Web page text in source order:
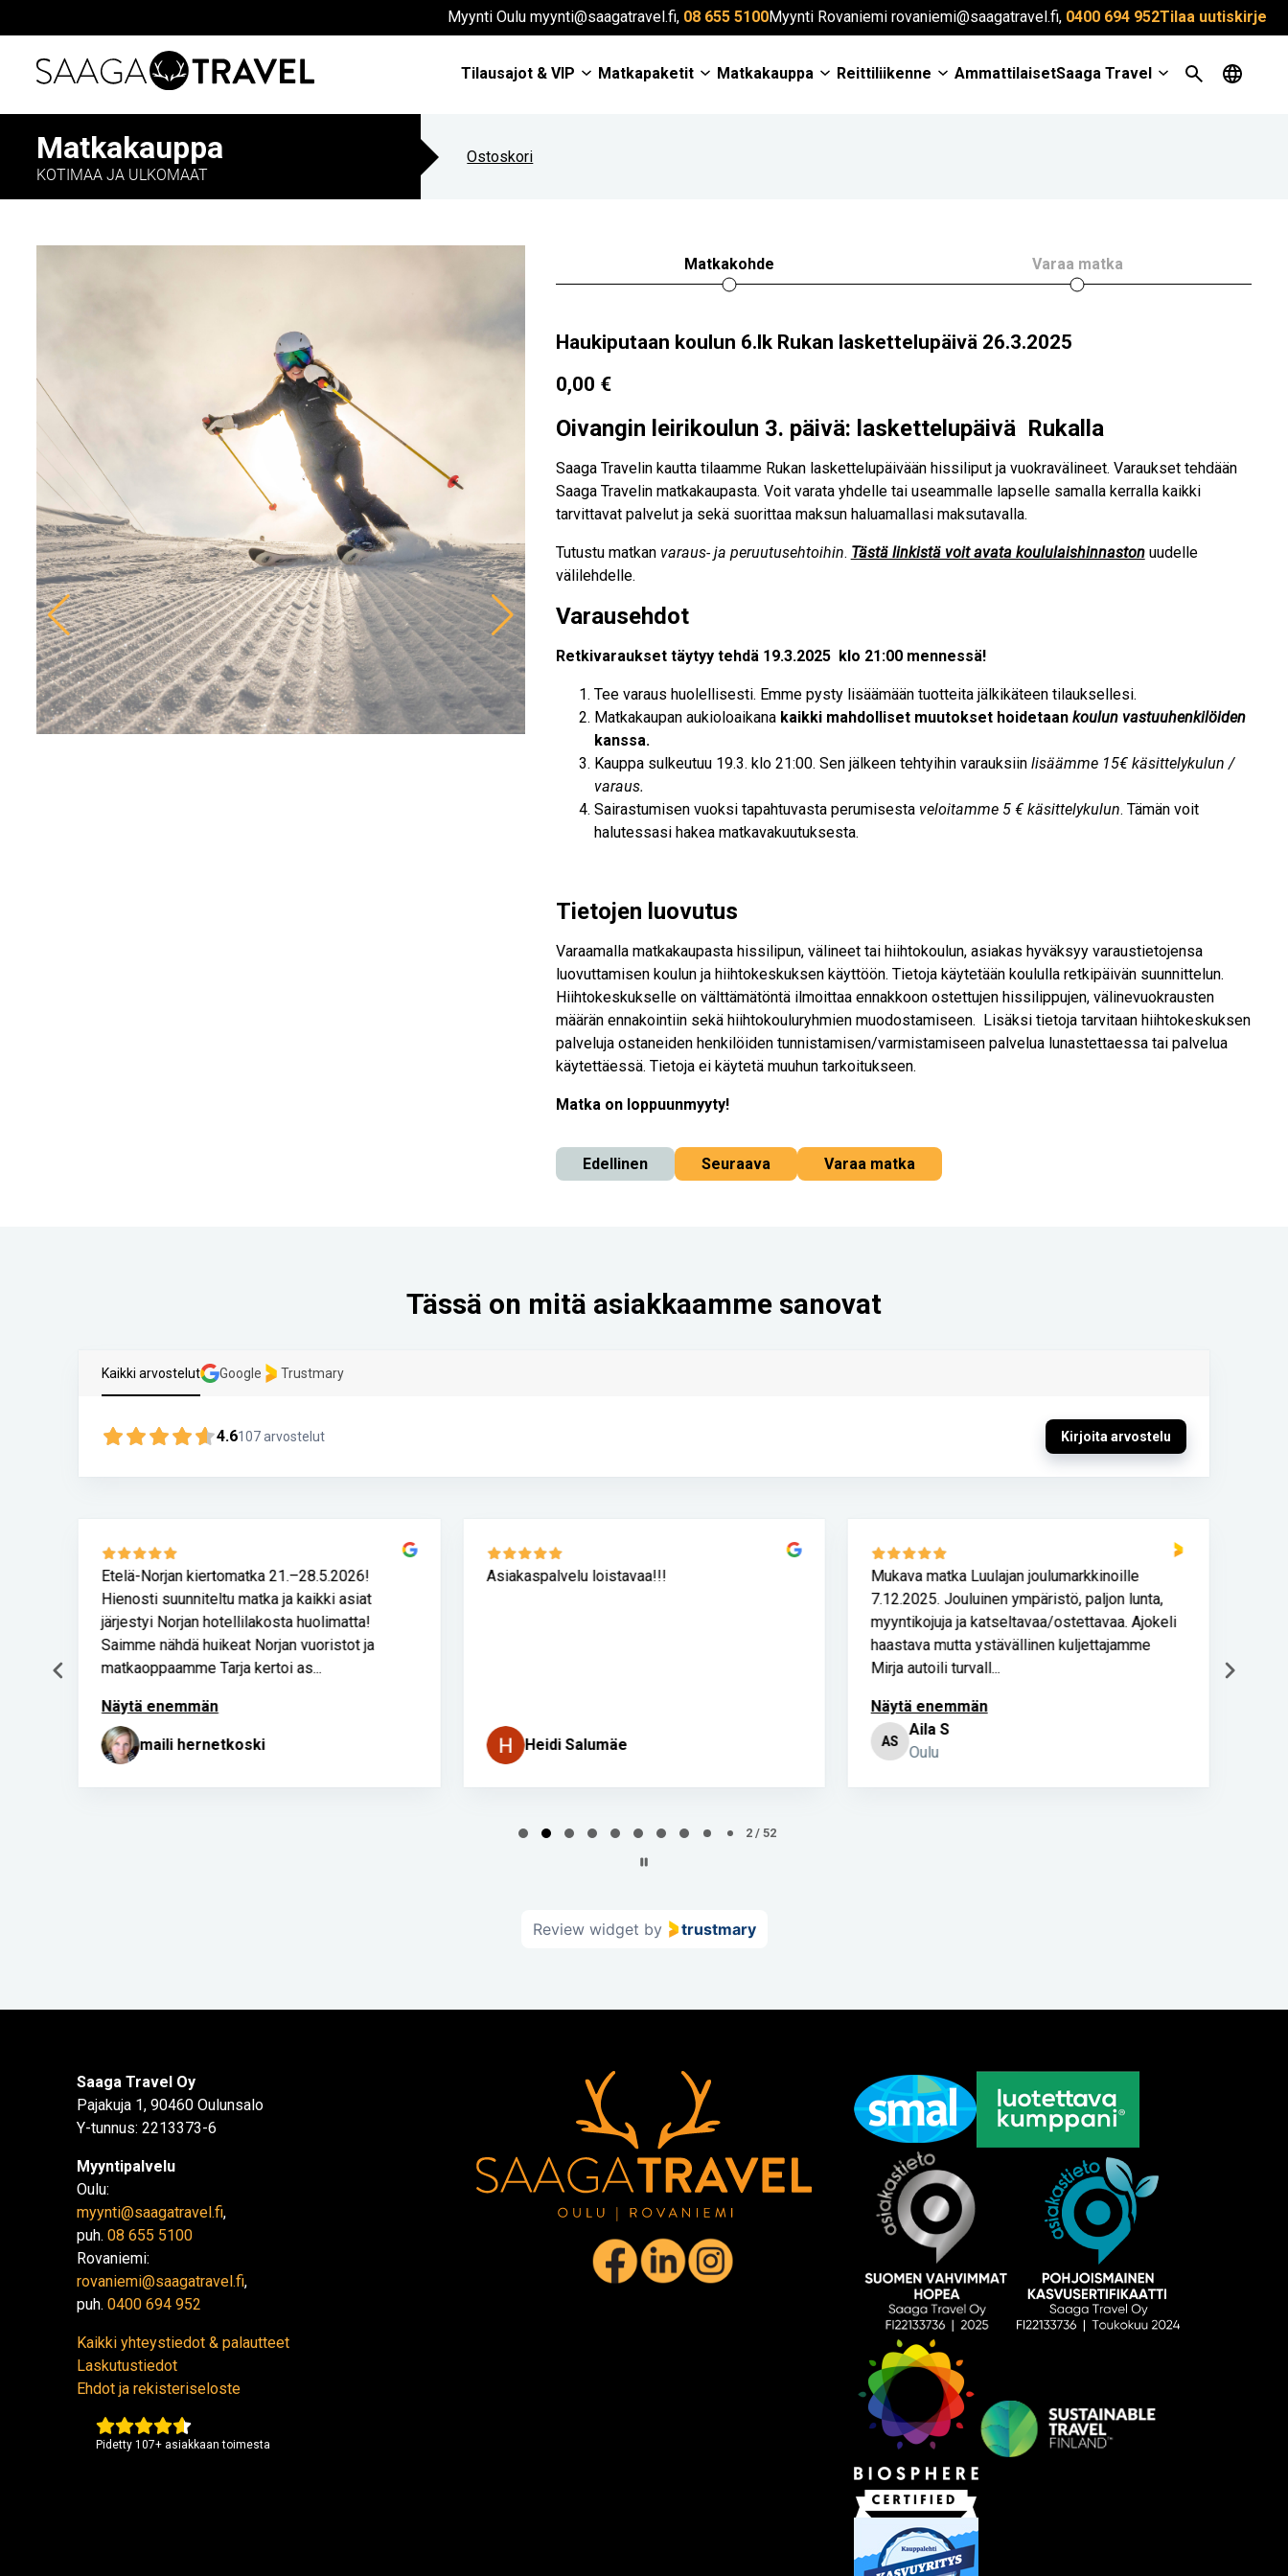
suoraan
sisältöön
Myynti Oulu myynti@saagatravel.fi, 08 655 5100Myynti Rovaniemi rovaniemi@saagatravel.fi, 0400 694 952Tilaa uutiskirje
Tilausajot & VIP Matkapaketit Matkakauppa Reittiliikenne AmmattilaisetSaaga Travel
Matkakauppa
KOTIMAA JA ULKOMAAT
Ostoskori
Matkakohde Varaa matka
Haukiputaan koulun 6.lk Rukan laskettelupäivä 26.3.2025
0,00 €
Oivangin leirikoulun 3. päivä: laskettelupäivä Rukalla
Saaga Travelin kautta tilaamme Rukan laskettelupäivään hissiliput ja vuokravälineet. Varaukset tehdään
Saaga Travelin matkakaupasta. Voit varata yhdelle tai useammalle lapselle samalla kerralla kaikki
tarvittavat palvelut ja sekä suorittaa maksun haluamallasi maksutavalla.
Tutustu matkanvaraus- ja peruutusehtoihin. Tästä linkistä voit avata koululaishinnastonuudelle
välilehdelle.
Varausehdot
Retkivaraukset täytyy tehdä 19.3.2025 klo 21:00 mennessä!
Tee varaus huolellisesti. Emme pysty lisäämään tuotteita jälkikäteen tilauksellesi.
Matkakaupan aukioloaikanakaikki mahdolliset muutokset hoidetaan koulun vastuuhenkilöiden
kanssa.
Kauppa sulkeutuu 19.3. klo 21:00. Sen jälkeen tehtyihin varauksiin lisäämme 15€ käsittelykulun /
varaus.
Sairastumisen vuoksi tapahtuvasta perumisesta veloitamme 5 € käsittelykulun. Tämän voit
halutessasi hakea matkavakuutuksesta.
Tietojen luovutus
Varaamalla matkakaupasta hissilipun, välineet tai hiihtokoulun, asiakas hyväksyy varaustietojensa
luovuttamisen koulun ja hiihtokeskuksen käyttöön. Tietoja käytetään koululla retkipäivän suunnittelun.
Hiihtokeskukselle on välttämätöntä ilmoittaa ennakkoon ostettujen hissilippujen, välinevuokrausten
määrän ennakointiin sekä hiihtokouluryhmien muodostamiseen. Lisäksi tietoja tarvitaan hiihtokeskuksen
palveluja ostaneiden henkilöiden tunnistamisen/varmistamiseen palvelua lunastettaessa tai palvelua
käytettäessä. Tietoja ei käytetä muuhun tarkoitukseen.
Matka on loppuunmyyty!
Edellinen Seuraava Varaa matka
Tässä on mitä asiakkaamme sanovat
Kaikki arvostelut Google Trustmary
4.6107arvostelut Kirjoita arvostelu
Etelä-Norjan kiertomatka 21.–28.5.2026!
Hienosti suunniteltu matka ja kaikki asiat
järjestyi Norjan hotellilakosta huolimatta!
Saimme nähdä huikeat Norjan vuoristot ja
matkaoppaamme Tarja kertoi as...
Näytä enemmän
maili hernetkoski
Asiakaspalvelu loistavaa!!!
Heidi Salumäe
Mukava matka Luulajan joulumarkkinoille
7.12.2025. Jouluinen ympäristö, paljon lunta,
myyntikojuja ja katseltavaa/ostettavaa. Ajokeli
haastava mutta ystävällinen kuljettajamme
Mirja autoili turvall...
Näytä enemmän
AS
Aila S
Oulu
2 / 52
Review widget by trustmary
Saaga Travel Oy
Pajakuja 1, 90460 Oulunsalo
Y-tunnus: 2213373-6
Myyntipalvelu
Oulu:
myynti@saagatravel.fi,
puh. 08 655 5100
Rovaniemi:
rovaniemi@saagatravel.fi,
puh. 0400 694 952
Kaikki yhteystiedot & palautteet
Laskutustiedot
Ehdot ja rekisteriseloste
Pidetty 107+ asiakkaan toimesta